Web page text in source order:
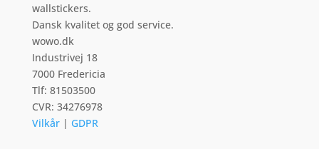
wallstickers.
Dansk kvalitet og god service.
wowo.dk
Industrivej 18
7000 Fredericia
Tlf: 81503500
CVR: 34276978
Vilkår| GDPR